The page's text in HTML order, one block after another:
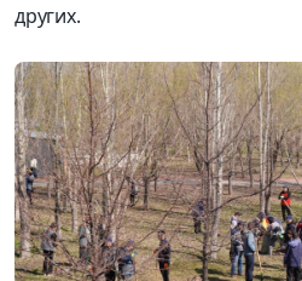
других.